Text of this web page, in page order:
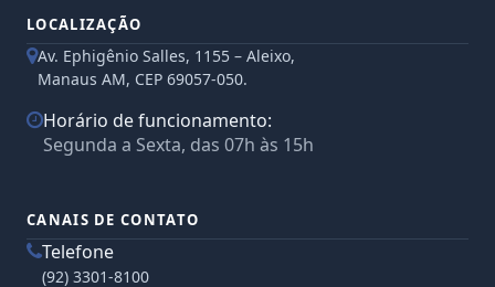
LOCALIZAÇÃO
Av. Ephigênio Salles, 1155 – Aleixo,
Manaus AM, CEP 69057-050.
Horário de funcionamento:
Segunda a Sexta, das 07h às 15h
CANAIS DE CONTATO
Telefone
(92) 3301-8100